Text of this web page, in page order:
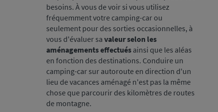
besoins. À vous de voir si vous utilisez
fréquemment votre camping-car ou
seulement pour des sorties occasionnelles, à
vous d'évaluer savaleur selon les
aménagements effectués ainsi que les aléas
en fonction des destinations. Conduire un
camping-car sur autoroute en direction d'un
lieu de vacances aménagé n'est pas la même
chose que parcourir des kilomètres de routes
de montagne.